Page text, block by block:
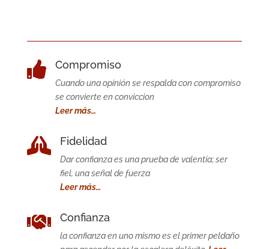
 Compromiso
Cuando una opinión se respalda con compromiso
se convierte en conviccion
Leer más…
 Fidelidad
Dar confianza es una prueba de valentía; ser
fiel, una señal de fuerza
Leer más…
 Confianza
la confianza en uno mismo es el primer peldaño